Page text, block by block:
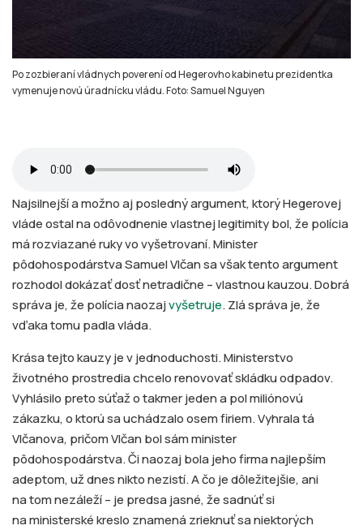
Po zozbieraní vládnych poverení od Hegerovho kabinetu prezidentka
vymenuje novú úradnícku vládu. Foto: Samuel Nguyen
Najsilnejší a možno aj posledný argument, ktorý Hegerovej
vláde ostal na odôvodnenie vlastnej legitimity bol, že polícia
má rozviazané ruky vo vyšetrovaní. Minister
pôdohospodárstva Samuel Vlčan sa však tento argument
rozhodol dokázať dosť netradične – vlastnou kauzou. Dobrá
správa je, že polícia naozajvyšetruje. Zlá správa je, že
vďaka tomu padla vláda.
Krása tejto kauzy je v jednoduchosti. Ministerstvo
životného prostredia chcelo renovovať skládku odpadov.
Vyhlásilo preto súťaž o takmer jeden a pol miliónovú
zákazku, o ktorú sa uchádzalo osem firiem. Vyhrala tá
Vlčanova, pričom Vlčan bol sám minister
pôdohospodárstva. Či naozaj bola jeho firma najlepším
adeptom, už dnes nikto nezistí. A čo je dôležitejšie, ani
na tom nezáleží – je predsa jasné, že sadnúť si
na ministerské kreslo znamená zrieknuť sa niektorých